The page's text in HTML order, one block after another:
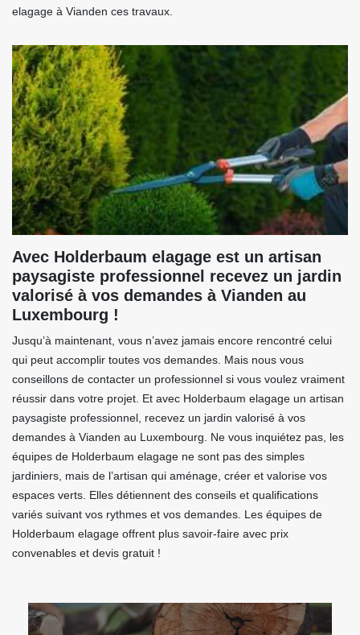
elagage à Vianden ces travaux.
Avec Holderbaum elagage est un artisan
paysagiste professionnel recevez un jardin
valorisé à vos demandes à Vianden au
Luxembourg !
Jusqu’à maintenant, vous n’avez jamais encore rencontré celui
qui peut accomplir toutes vos demandes. Mais nous vous
conseillons de contacter un professionnel si vous voulez vraiment
réussir dans votre projet. Et avec Holderbaum elagage un artisan
paysagiste professionnel, recevez un jardin valorisé à vos
demandes à Vianden au Luxembourg. Ne vous inquiétez pas, les
équipes de Holderbaum elagage ne sont pas des simples
jardiniers, mais de l’artisan qui aménage, créer et valorise vos
espaces verts. Elles détiennent des conseils et qualifications
variés suivant vos rythmes et vos demandes. Les équipes de
Holderbaum elagage offrent plus savoir-faire avec prix
convenables et devis gratuit !